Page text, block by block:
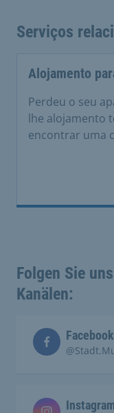
Serviços
Alojamento
Perdeu o seu
lhe alojamento
encontrar uma
Folgen Sie
Kanälen:
Facebook